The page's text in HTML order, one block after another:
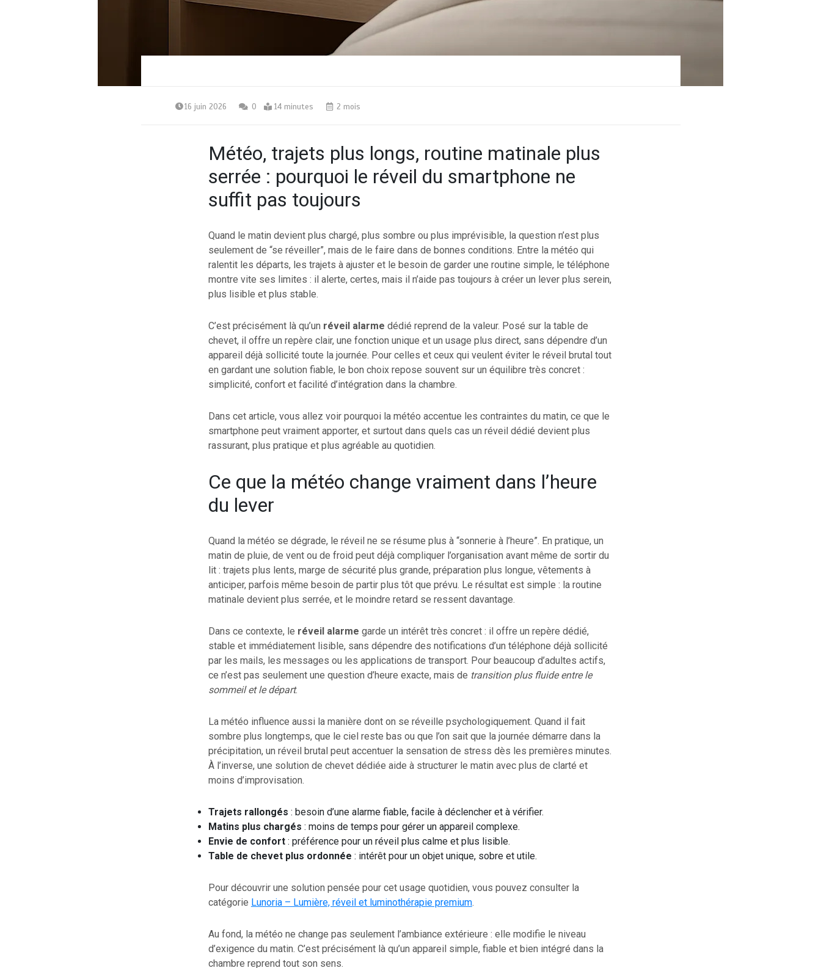
16 juin 2026 0 14 minutes 2 mois
Météo, trajets plus longs, routine matinale plus
serrée : pourquoi le réveil du smartphone ne
suffit pas toujours
Quand le matin devient plus chargé, plus sombre ou plus imprévisible, la question n’est plus
seulement de “se réveiller”, mais de le faire dans de bonnes conditions. Entre la météo qui
ralentit les départs, les trajets à ajuster et le besoin de garder une routine simple, le téléphone
montre vite ses limites : il alerte, certes, mais il n’aide pas toujours à créer un lever plus serein,
plus lisible et plus stable.
C’est précisément là qu’un réveil alarme dédié reprend de la valeur. Posé sur la table de
chevet, il offre un repère clair, une fonction unique et un usage plus direct, sans dépendre d’un
appareil déjà sollicité toute la journée. Pour celles et ceux qui veulent éviter le réveil brutal tout
en gardant une solution fiable, le bon choix repose souvent sur un équilibre très concret :
simplicité, confort et facilité d’intégration dans la chambre.
Dans cet article, vous allez voir pourquoi la météo accentue les contraintes du matin, ce que le
smartphone peut vraiment apporter, et surtout dans quels cas un réveil dédié devient plus
rassurant, plus pratique et plus agréable au quotidien.
Ce que la météo change vraiment dans l’heure
du lever
Quand la météo se dégrade, le réveil ne se résume plus à “sonnerie à l’heure”. En pratique, un
matin de pluie, de vent ou de froid peut déjà compliquer l’organisation avant même de sortir du
lit : trajets plus lents, marge de sécurité plus grande, préparation plus longue, vêtements à
anticiper, parfois même besoin de partir plus tôt que prévu. Le résultat est simple : la routine
matinale devient plus serrée, et le moindre retard se ressent davantage.
Dans ce contexte, le réveil alarme garde un intérêt très concret : il offre un repère dédié,
stable et immédiatement lisible, sans dépendre des notifications d’un téléphone déjà sollicité
par les mails, les messages ou les applications de transport. Pour beaucoup d’adultes actifs,
ce n’est pas seulement une question d’heure exacte, mais de transition plus fluide entre le
sommeil et le départ.
La météo influence aussi la manière dont on se réveille psychologiquement. Quand il fait
sombre plus longtemps, que le ciel reste bas ou que l’on sait que la journée démarre dans la
précipitation, un réveil brutal peut accentuer la sensation de stress dès les premières minutes.
À l’inverse, une solution de chevet dédiée aide à structurer le matin avec plus de clarté et
moins d’improvisation.
Trajets rallongés : besoin d’une alarme fiable, facile à déclencher et à vérifier.
Matins plus chargés : moins de temps pour gérer un appareil complexe.
Envie de confort: préférence pour un réveil plus calme et plus lisible.
Table de chevet plus ordonnée : intérêt pour un objet unique, sobre et utile.
Pour découvrir une solution pensée pour cet usage quotidien, vous pouvez consulter la
catégorie Lunoria – Lumière, réveil et luminothérapie premium.
Au fond, la météo ne change pas seulement l’ambiance extérieure : elle modifie le niveau
d’exigence du matin. C’est précisément là qu’un appareil simple, fiable et bien intégré dans la
chambre reprend tout son sens.